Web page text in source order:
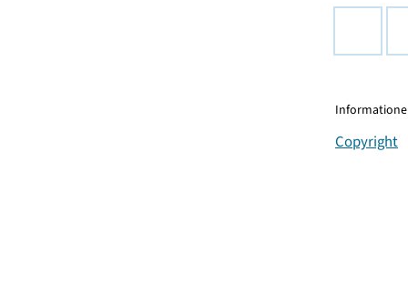
Copyright